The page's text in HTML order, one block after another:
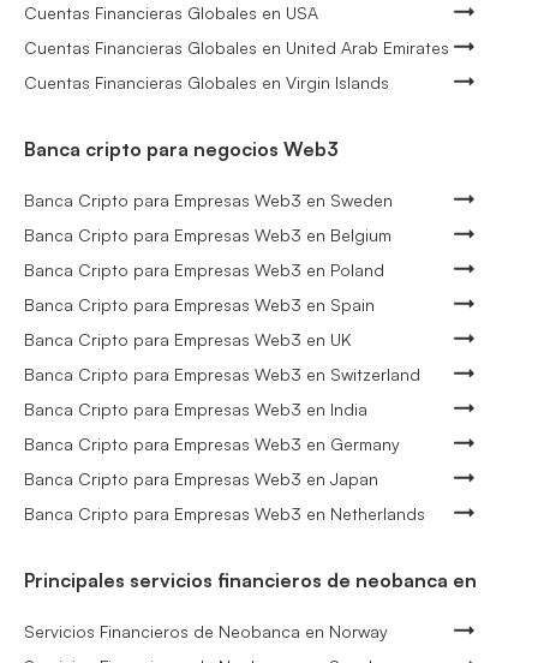
Cuentas Financieras Globales en USA
Cuentas Financieras Globales en United Arab Emirates
Cuentas Financieras Globales en Virgin Islands
Banca cripto para negocios Web3
Banca Cripto para Empresas Web3 en Sweden
Banca Cripto para Empresas Web3 en Belgium
Banca Cripto para Empresas Web3 en Poland
Banca Cripto para Empresas Web3 en Spain
Banca Cripto para Empresas Web3 en UK
Banca Cripto para Empresas Web3 en Switzerland
Banca Cripto para Empresas Web3 en India
Banca Cripto para Empresas Web3 en Germany
Banca Cripto para Empresas Web3 en Japan
Banca Cripto para Empresas Web3 en Netherlands
Principales servicios financieros de neobanca en
Servicios Financieros de Neobanca en Norway